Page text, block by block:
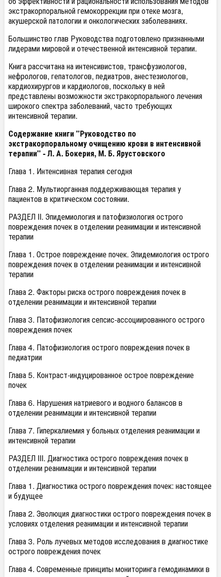
экстракорпоральной гемокоррекции при отеке мозга,
акушерской патологии и онкологических заболеваниях.
Большинство глав Руководства подготовлено признанными
лидерами мировой и отечественной интенсивной терапии.
Книга рассчитана на интенсивистов, трансфузиологов,
нефрологов, гепатологов, педиатров, анестезиологов,
кардиохирургов и кардиологов, поскольку в ней
представлены возможности экстракорпорального лечения
широкого спектра заболеваний, часто требующих
интенсивной терапии.
Содержание книги "Руководство по
экстракорпоральному очищению крови в интенсивной
терапии" -Л. А. Бокерия, М. Б. Ярустовского
Глава 1. Интенсивная терапия сегодня
Глава 2. Мультиорганная поддерживающая терапия у
пациентов в критическом состоянии.
РАЗДЕЛ II. Эпидемиология и патофизиология острого
повреждения почек в отделении реанимации и интенсивной
терапии
Глава 1. Острое повреждение почек. Эпидемиология острого
повреждения почек в отделении реанимации и интенсивной
терапии
Глава 2. Факторы риска острого повреждения почек в
отделении реанимации и интенсивной терапии
Глава 3. Патофизиология сепсис-ассоциированного острого
повреждения почек
Глава 4. Патофизиология острого повреждения почек в
педиатрии
Глава 5. Контраст-индуцированное острое повреждение
почек
Глава 6. Нарушения натриевого и водного балансов в
отделении реанимации и интенсивной терапии
Глава 7. Гиперкалиемия у больных отделения реанимации и
интенсивной терапии
РАЗДЕЛ III. Диагностика острого повреждения почек в
отделении реанимации и интенсивной терапии
Глава 1. Диагностика острого повреждения почек: настоящее
и будущее
Глава 2. Эволюция диагностики острого повреждения почек в
условиях отделения реанимации и интенсивной терапии
Глава 3. Роль лучевых методов исследования в диагностике
острого повреждения почек
Глава 4. Современные принципы мониторинга гемодинамики в